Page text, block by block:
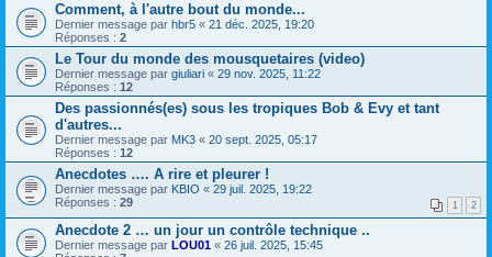
Comment, à l'autre bout du monde...
Dernier message par hbr5 « 21 déc. 2025, 19:20
Réponses : 2
Le Tour du monde des mousquetaires (video)
Dernier message par giuliari « 29 nov. 2025, 11:22
Réponses : 12
Des passionnés(es) sous les tropiques Bob & Evy et tant
d'autres...
Dernier message par MK3 « 20 sept. 2025, 05:17
Réponses : 12
Anecdotes …. A rire et pleurer !
Dernier message par KBIO « 29 juil. 2025, 19:22
Réponses : 29 1 2
Anecdote 2 … un jour un contrôle technique ..
Dernier message par LOU01 « 26 juil. 2025, 15:45